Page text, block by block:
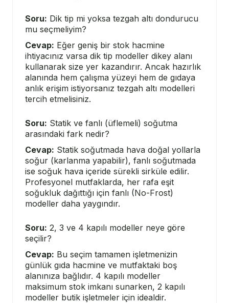
Soru: Dik tip mi yoksa tezgah altı dondurucu
mu seçmeliyim?
Cevap: Eğer geniş bir stok hacmine
ihtiyacınız varsa dik tip modeller dikey alanı
kullanarak size yer kazandırır. Ancak hazırlık
alanında hem çalışma yüzeyi hem de gıdaya
anlık erişim istiyorsanız tezgah altı modelleri
tercih etmelisiniz.
Soru: Statik ve fanlı (üflemeli) soğutma
arasındaki fark nedir?
Cevap: Statik soğutmada hava doğal yollarla
soğur (karlanma yapabilir), fanlı soğutmada
ise soğuk hava içeride sürekli sirküle edilir.
Profesyonel mutfaklarda, her rafa eşit
soğukluk dağıttığı için fanlı (No-Frost)
modeller daha yaygındır.
Soru: 2, 3 ve 4 kapılı modeller neye göre
seçilir?
Cevap: Bu seçim tamamen işletmenizin
günlük gıda hacmine ve mutfaktaki boş
alanınıza bağlıdır. 4 kapılı modeller
maksimum stok imkanı sunarken, 2 kapılı
modeller butik işletmeler için idealdir.